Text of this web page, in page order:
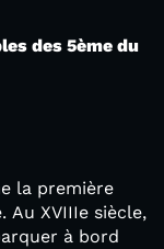
des 5ème du
la première
XVIIIe siècle,
à bord